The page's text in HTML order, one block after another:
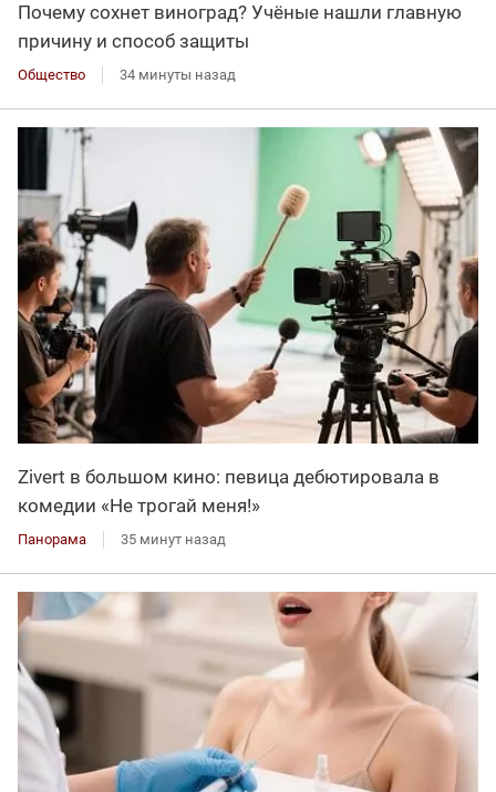
Почему сохнет виноград? Учёные нашли главную
причину и способ защиты
Общество 34 минуты назад
Zivert в большом кино: певица дебютировала в
комедии «Не трогай меня!»
Панорама 35 минут назад